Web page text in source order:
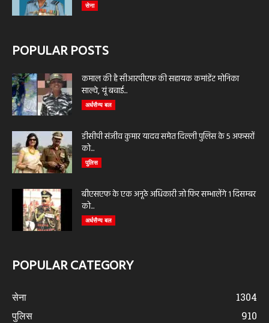
सेना
POPULAR POSTS
कमाल की है सीआरपीएफ की सहायक कमांडेंट मोनिका
साल्वे, यूं बचाई...
अर्धसैन्य बल
डीसीपी संजीव कुमार यादव समेत दिल्ली पुलिस के 5 अफसरों
को...
पुलिस
बीएसएफ के एक अनूठे अधिकारी जो फिर सम्भालेंगे 1 दिसम्बर
को...
अर्धसैन्य बल
POPULAR CATEGORY
सेना
1304
पुलिस
910